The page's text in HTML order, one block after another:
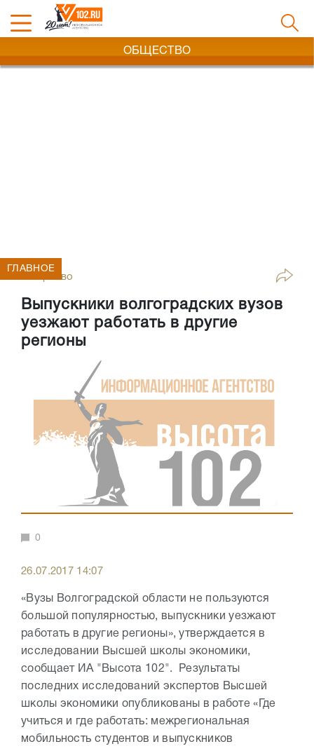
ОБЩЕСТВО
Общество
Выпускники волгоградских вузов
уезжают работать в другие
регионы
ГЛАВНОЕ
0
26.07.2017 14:07
«Вузы Волгоградской области не пользуются
большой популярностью, выпускники уезжают
работать в другие регионы», утверждается в
исследовании Высшей школы экономики,
сообщает ИА "Высота 102". Результаты
последних исследований экспертов Высшей
школы экономики опубликованы в работе «Где
учиться и где работать: межрегиональная
мобильность студентов и выпускников